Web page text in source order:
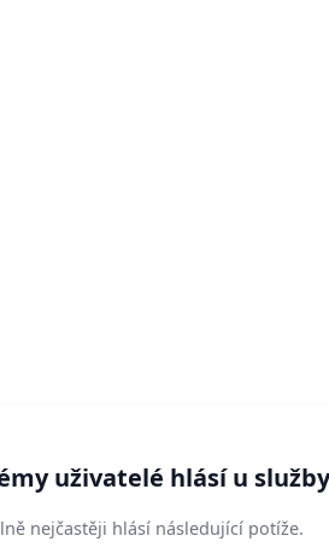
uživatelé hlásí u
nejčastěji hlásí následující potíže.